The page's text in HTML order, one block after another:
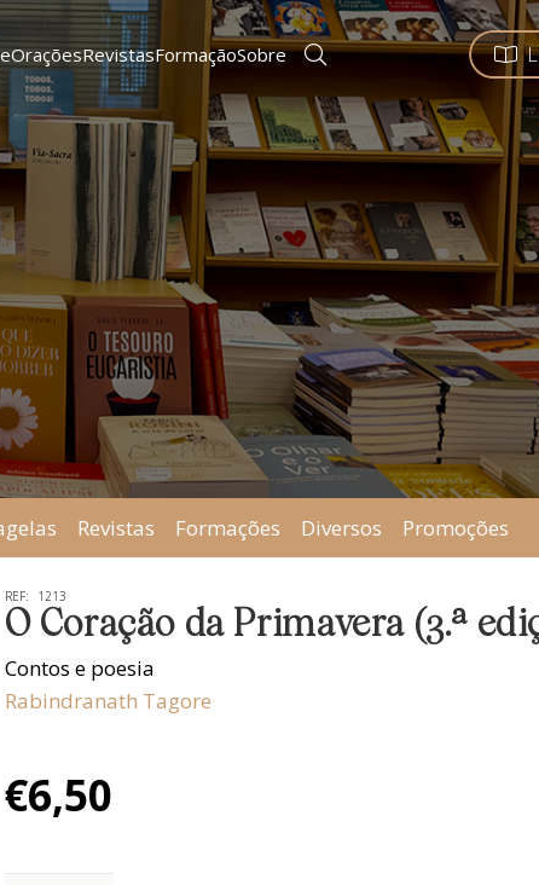
OraçõesRevistasFormaçãoSobre
Revistas Formações Diversos Promoções
REF: 1213
O Coração da Primavera (3.ª
Contos e poesia
Rabindranath Tagore
€6,50